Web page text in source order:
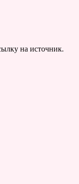
на источник.